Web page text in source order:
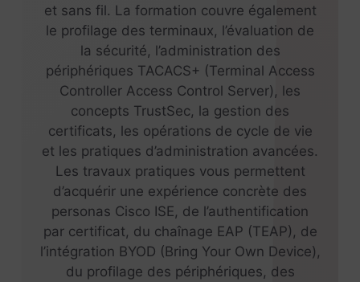
et sans fil. La formation couvre également
le profilage des terminaux, l’évaluation de
la sécurité, l’administration des
périphériques TACACS+ (Terminal Access
Controller Access Control Server), les
concepts TrustSec, la gestion des
certificats, les opérations de cycle de vie
et les pratiques d’administration avancées.
Les travaux pratiques vous permettent
d’acquérir une expérience concrète des
personas Cisco ISE, de l’authentification
par certificat, du chaînage EAP (TEAP), de
l’intégration BYOD (Bring Your Own Device),
du profilage des périphériques, des